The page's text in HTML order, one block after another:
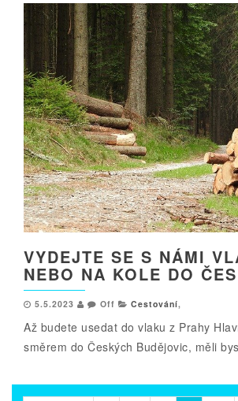
VYDEJTE SE S NÁMI
NEBO NA KOLE DO
5.5.2023 Off Cestování,
Až budete usedat do vlaku z Prahy
směrem do Českých Budějovic, měli